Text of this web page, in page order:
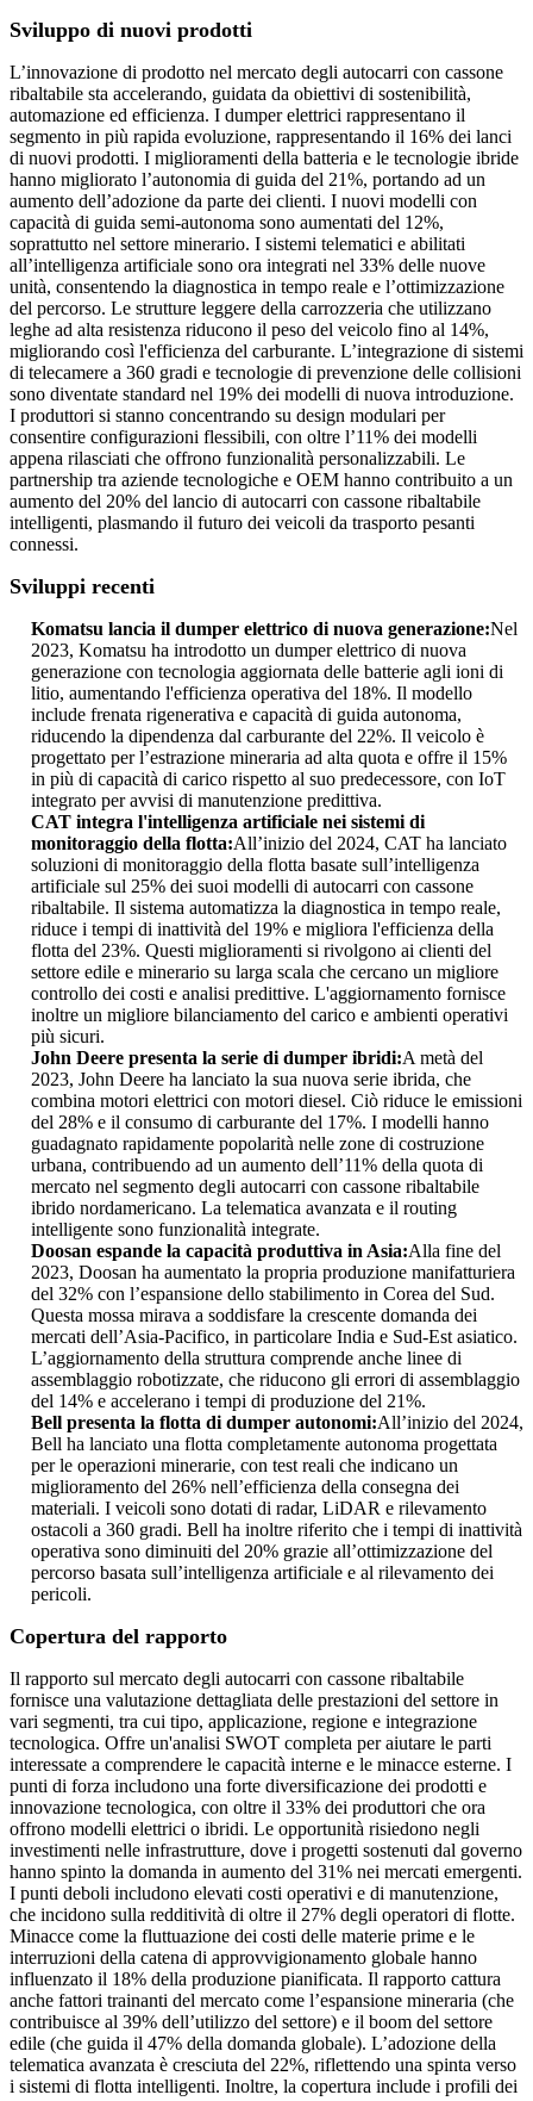
Sviluppo di nuovi prodotti
L’innovazione di prodotto nel mercato degli autocarri con cassone
ribaltabile sta accelerando, guidata da obiettivi di sostenibilità,
automazione ed efficienza. I dumper elettrici rappresentano il
segmento in più rapida evoluzione, rappresentando il 16% dei lanci
di nuovi prodotti. I miglioramenti della batteria e le tecnologie ibride
hanno migliorato l’autonomia di guida del 21%, portando ad un
aumento dell’adozione da parte dei clienti. I nuovi modelli con
capacità di guida semi-autonoma sono aumentati del 12%,
soprattutto nel settore minerario. I sistemi telematici e abilitati
all’intelligenza artificiale sono ora integrati nel 33% delle nuove
unità, consentendo la diagnostica in tempo reale e l’ottimizzazione
del percorso. Le strutture leggere della carrozzeria che utilizzano
leghe ad alta resistenza riducono il peso del veicolo fino al 14%,
migliorando così l'efficienza del carburante. L’integrazione di sistemi
di telecamere a 360 gradi e tecnologie di prevenzione delle collisioni
sono diventate standard nel 19% dei modelli di nuova introduzione.
I produttori si stanno concentrando su design modulari per
consentire configurazioni flessibili, con oltre l’11% dei modelli
appena rilasciati che offrono funzionalità personalizzabili. Le
partnership tra aziende tecnologiche e OEM hanno contribuito a un
aumento del 20% del lancio di autocarri con cassone ribaltabile
intelligenti, plasmando il futuro dei veicoli da trasporto pesanti
connessi.
Sviluppi recenti
Komatsu lancia il dumper elettrico di nuova generazione:Nel
2023, Komatsu ha introdotto un dumper elettrico di nuova
generazione con tecnologia aggiornata delle batterie agli ioni di
litio, aumentando l'efficienza operativa del 18%. Il modello
include frenata rigenerativa e capacità di guida autonoma,
riducendo la dipendenza dal carburante del 22%. Il veicolo è
progettato per l’estrazione mineraria ad alta quota e offre il 15%
in più di capacità di carico rispetto al suo predecessore, con IoT
integrato per avvisi di manutenzione predittiva.
CAT integra l'intelligenza artificiale nei sistemi di
monitoraggio della flotta:All’inizio del 2024, CAT ha lanciato
soluzioni di monitoraggio della flotta basate sull’intelligenza
artificiale sul 25% dei suoi modelli di autocarri con cassone
ribaltabile. Il sistema automatizza la diagnostica in tempo reale,
riduce i tempi di inattività del 19% e migliora l'efficienza della
flotta del 23%. Questi miglioramenti si rivolgono ai clienti del
settore edile e minerario su larga scala che cercano un migliore
controllo dei costi e analisi predittive. L'aggiornamento fornisce
inoltre un migliore bilanciamento del carico e ambienti operativi
più sicuri.
John Deere presenta la serie di dumper ibridi:A metà del
2023, John Deere ha lanciato la sua nuova serie ibrida, che
combina motori elettrici con motori diesel. Ciò riduce le emissioni
del 28% e il consumo di carburante del 17%. I modelli hanno
guadagnato rapidamente popolarità nelle zone di costruzione
urbana, contribuendo ad un aumento dell’11% della quota di
mercato nel segmento degli autocarri con cassone ribaltabile
ibrido nordamericano. La telematica avanzata e il routing
intelligente sono funzionalità integrate.
Doosan espande la capacità produttiva in Asia:Alla fine del
2023, Doosan ha aumentato la propria produzione manifatturiera
del 32% con l’espansione dello stabilimento in Corea del Sud.
Questa mossa mirava a soddisfare la crescente domanda dei
mercati dell’Asia-Pacifico, in particolare India e Sud-Est asiatico.
L’aggiornamento della struttura comprende anche linee di
assemblaggio robotizzate, che riducono gli errori di assemblaggio
del 14% e accelerano i tempi di produzione del 21%.
Bell presenta la flotta di dumper autonomi:All’inizio del 2024,
Bell ha lanciato una flotta completamente autonoma progettata
per le operazioni minerarie, con test reali che indicano un
miglioramento del 26% nell’efficienza della consegna dei
materiali. I veicoli sono dotati di radar, LiDAR e rilevamento
ostacoli a 360 gradi. Bell ha inoltre riferito che i tempi di inattività
operativa sono diminuiti del 20% grazie all’ottimizzazione del
percorso basata sull’intelligenza artificiale e al rilevamento dei
pericoli.
Copertura del rapporto
Il rapporto sul mercato degli autocarri con cassone ribaltabile
fornisce una valutazione dettagliata delle prestazioni del settore in
vari segmenti, tra cui tipo, applicazione, regione e integrazione
tecnologica. Offre un'analisi SWOT completa per aiutare le parti
interessate a comprendere le capacità interne e le minacce esterne. I
punti di forza includono una forte diversificazione dei prodotti e
innovazione tecnologica, con oltre il 33% dei produttori che ora
offrono modelli elettrici o ibridi. Le opportunità risiedono negli
investimenti nelle infrastrutture, dove i progetti sostenuti dal governo
hanno spinto la domanda in aumento del 31% nei mercati emergenti.
I punti deboli includono elevati costi operativi e di manutenzione,
che incidono sulla redditività di oltre il 27% degli operatori di flotte.
Minacce come la fluttuazione dei costi delle materie prime e le
interruzioni della catena di approvvigionamento globale hanno
influenzato il 18% della produzione pianificata. Il rapporto cattura
anche fattori trainanti del mercato come l’espansione mineraria (che
contribuisce al 39% dell’utilizzo del settore) e il boom del settore
edile (che guida il 47% della domanda globale). L’adozione della
telematica avanzata è cresciuta del 22%, riflettendo una spinta verso
i sistemi di flotta intelligenti. Inoltre, la copertura include i profili dei